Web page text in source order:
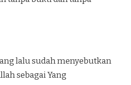
lalu sudah menyebutkan
sebagai Yang